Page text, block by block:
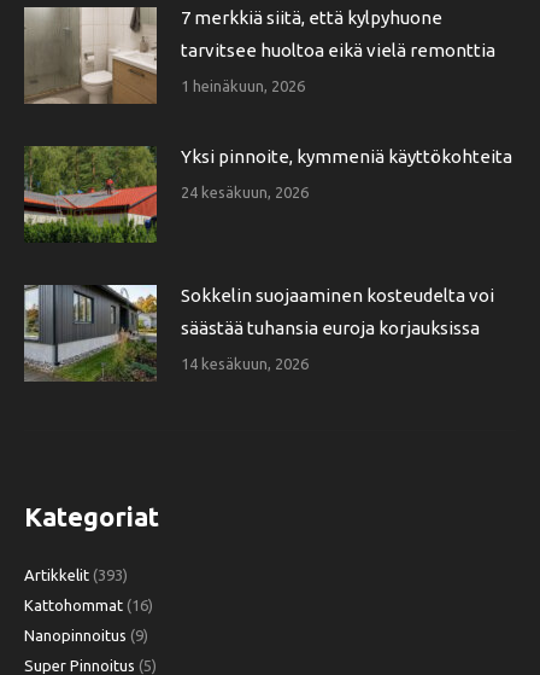
7 merkkiä siitä, että kylpyhuone
tarvitsee huoltoa eikä vielä remonttia
1 heinäkuun, 2026
Yksi pinnoite, kymmeniä käyttökohteita
24 kesäkuun, 2026
Sokkelin suojaaminen kosteudelta voi
säästää tuhansia euroja korjauksissa
14 kesäkuun, 2026
Kategoriat
Artikkelit (393)
Kattohommat (16)
Nanopinnoitus (9)
Super Pinnoitus (5)